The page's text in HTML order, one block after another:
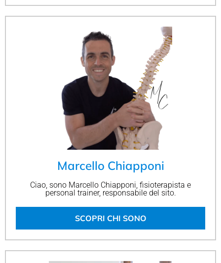
Marcello Chiapponi
Ciao, sono Marcello Chiapponi, fisioterapista e
personal trainer, responsabile del sito.
SCOPRI CHI SONO